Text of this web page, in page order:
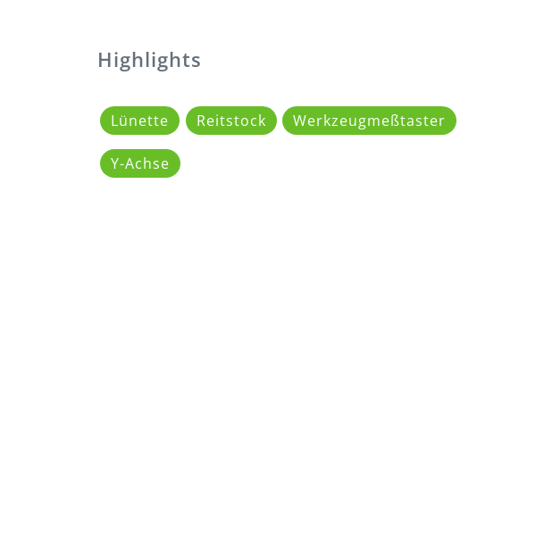
Highlights
Lünette Reitstock Werkzeugmeßtaster
Y-Achse